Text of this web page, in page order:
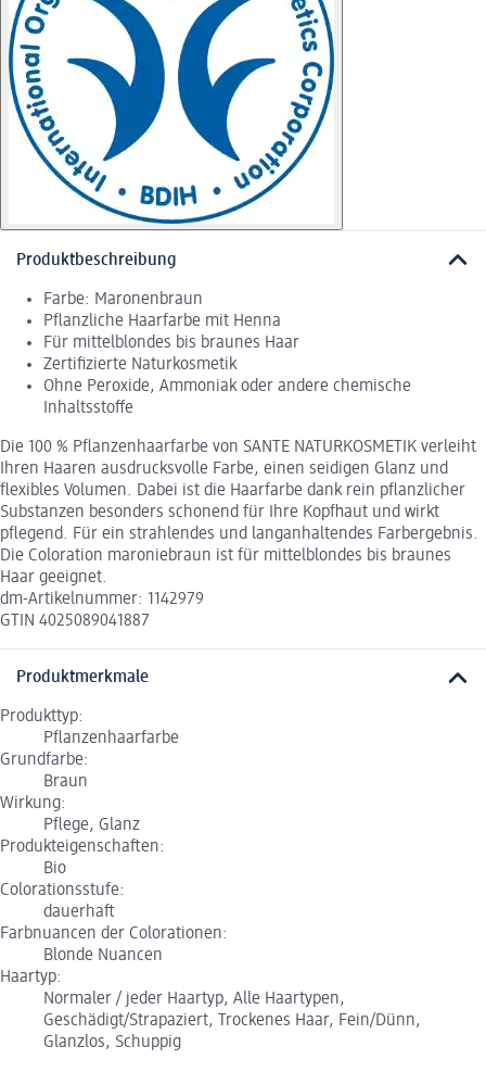
Produktbeschreibung
Farbe: Maronenbraun
Pflanzliche Haarfarbe mit Henna
Für mittelblondes bis braunes Haar
Zertifizierte Naturkosmetik
Ohne Peroxide, Ammoniak oder andere chemische
Inhaltsstoffe
Die 100 % Pflanzenhaarfarbe von SANTE NATURKOSMETIK verleiht
Ihren Haaren ausdrucksvolle Farbe, einen seidigen Glanz und
flexibles Volumen. Dabei ist die Haarfarbe dank rein pflanzlicher
Substanzen besonders schonend für Ihre Kopfhaut und wirkt
pflegend. Für ein strahlendes und langanhaltendes Farbergebnis.
Die Coloration maroniebraun ist für mittelblondes bis braunes
Haar geeignet.
dm-Artikelnummer: 1142979
GTIN 4025089041887
Produktmerkmale
Produkttyp:
Pflanzenhaarfarbe
Grundfarbe:
Braun
Wirkung:
Pflege, Glanz
Produkteigenschaften:
Bio
Colorationsstufe:
dauerhaft
Farbnuancen der Colorationen:
Blonde Nuancen
Haartyp:
Normaler / jeder Haartyp, Alle Haartypen,
Geschädigt/Strapaziert, Trockenes Haar, Fein/Dünn,
Glanzlos, Schuppig